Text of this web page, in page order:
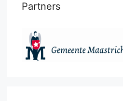
Partners